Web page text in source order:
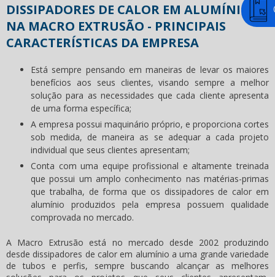
DISSIPADORES DE CALOR EM ALUMÍNIO
NA MACRO EXTRUSÃO - PRINCIPAIS
CARACTERÍSTICAS DA EMPRESA
Está sempre pensando em maneiras de levar os maiores
benefícios aos seus clientes, visando sempre a melhor
solução para as necessidades que cada cliente apresenta
de uma forma específica;
A empresa possui maquinário próprio, e proporciona cortes
sob medida, de maneira as se adequar a cada projeto
individual que seus clientes apresentam;
Conta com uma equipe profissional e altamente treinada
que possui um amplo conhecimento nas matérias-primas
que trabalha, de forma que os dissipadores de calor em
alumínio produzidos pela empresa possuem qualidade
comprovada no mercado.
A Macro Extrusão está no mercado desde 2002 produzindo
desde dissipadores de calor em alumínio a uma grande variedade
de tubos e perfis, sempre buscando alcançar as melhores